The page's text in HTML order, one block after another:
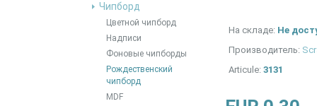
Чипборд
Цветной чипборд
Надписи
Фоновые чипборды
Рождественский
чипборд
MDF
На складе: Не
Производитель:
Articule: 3131